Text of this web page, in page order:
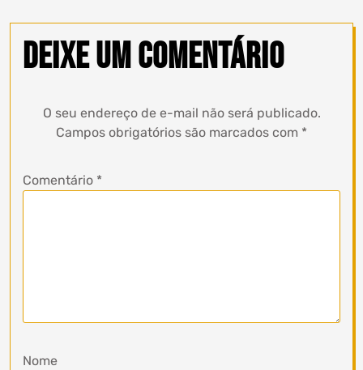
Deixe um comentário
O seu endereço de e-mail não será publicado.
Campos obrigatórios são marcados com *
Comentário *
Nome